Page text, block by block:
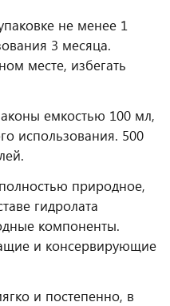
не менее 1
3 месяца.
месте, избегать
емкостью 100 мл,
использования. 500
природное,
гидролата
компоненты.
и консервирующие
и постепенно, в